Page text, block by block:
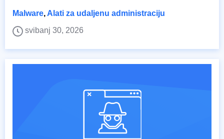
Malware, Alati za udaljenu administraciju
svibanj 30, 2026